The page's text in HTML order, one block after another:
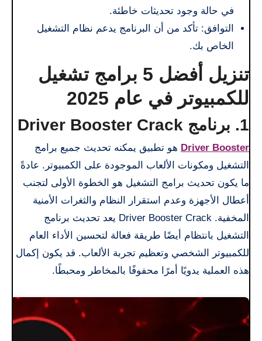
في حالة وجود تحديثات خاطئة.
التوافق: تأكد من أن البرنامج يدعم نظام التشغيل
الخاص بك.
تنزيل أفضل 5 برامج تشغيل
للكمبيوتر في عام 2025
1. برنامج Driver Booster Crack
Driver Booster هو تطبيق يمكنه تحديث جميع برامج
التشغيل ومكونات الألعاب الموجودة على الكمبيوتر. عادةً
ما يكون تحديث برامج التشغيل هو الخطوة الأولى لتجنب
أعطال الأجهزة وعدم استقرار النظام والثغرات الأمنية
المخفية. Driver Booster Crack يعد تحديث برنامج
التشغيل بانتظام أيضًا طريقة فعالة لتحسين الأداء العام
للكمبيوتر الشخصي وتعظيم تجربة الألعاب. قد يكون إكمال
هذه العملية يدويًا أمرًا محفوفًا بالمخاطر ومحبطًا.